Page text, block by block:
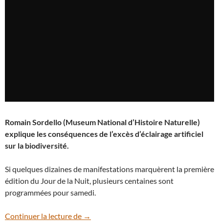
Romain Sordello (Museum National d’Histoire Naturelle)
explique les conséquences de l’excès d’éclairage artificiel
sur la biodiversité.
Si quelques dizaines de manifestations marquèrent la première
édition du Jour de la Nuit, plusieurs centaines sont
programmées pour samedi.
Continuer la lecture de Le Jour de la Nuit, c’est samedi partout
→